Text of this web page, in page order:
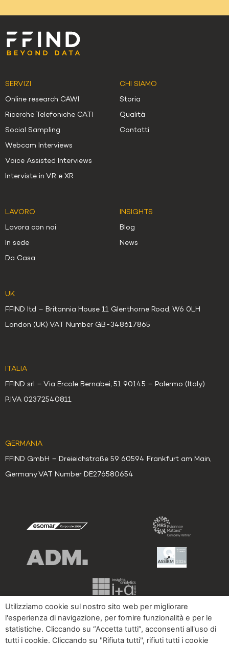
SERVIZI
Online research CAWI
Ricerche Telefoniche CATI
Social Sampling
Webcam Interviews
Voice Assisted Interviews
Interviste in VR e XR
CHI SIAMO
Storia
Qualità
Contatti
LAVORO
Lavora con noi
In sede
Da Casa
INSIGHTS
Blog
News
UK
FFIND ltd – Britannia House 11 Glenthorne Road, W6 0LH
London (UK) VAT Number GB-348617865
ITALIA
FFIND srl – Via Ercole Bernabei, 51 90145 – Palermo (Italy)
P.IVA 02372540811
GERMANIA
FFIND GmbH – Dreieichstraße 59 60594 Frankfurt am Main,
Germany VAT Number DE276580654
Informativa
Cookies Impressum
Ti abbiamo
Utilizziamo cookie sul nostro sito web per migliorare
l'esperienza di navigazione, per fornire funzionalità e per le
statistiche. Cliccando su “Accetta tutti”, acconsenti all'uso di
tutti i cookie. Cliccando su "Rifiuta tutti", rifiuti tutti i cookie